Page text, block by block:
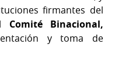
firmantes del
Comité Binacional,
y toma de